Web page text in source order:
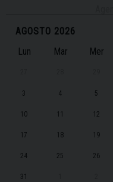
AGOSTO 2026
Lun Mar Mer
3 4 5
10 11 12
17 18 19
24 25 26
31